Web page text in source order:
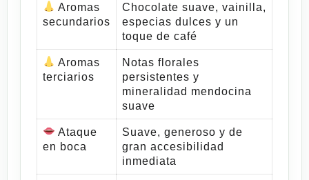
Aromas
secundarios
Chocolate suave, vainilla,
especias dulces y un
toque de café
Aromas
terciarios
Notas florales
persistentes y
mineralidad mendocina
suave
Ataque
en boca
Suave, generoso y de
gran accesibilidad
inmediata